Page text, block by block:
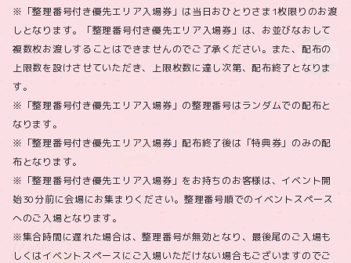
※「整理番号付き優先エリア入場券」は当日おひとりさま1枚限りのお渡
しとなります。「整理番号付き優先エリア入場券」は、お並びなおして
複数枚お渡しすることはできませんのでご了承ください。また、配布の
上限数を設けさせていただき、上限枚数に達し次第、配布終了となりま
す。
※「整理番号付き優先エリア入場券」の整理番号はランダムでの配布と
なります。
※「整理番号付き優先エリア入場券」配布終了後は「特典券」のみの配
布となります。
※「整理番号付き優先エリア入場券」をお持ちのお客様は、イベント開
始30分前に会場にお集まりください。整理番号順でのイベントスペース
へのご入場となります。
※集合時間に遅れた場合は、整理番号が無効となり、最後尾のご入場も
しくはイベントスペースにご入場いただけない場合もございますのでご